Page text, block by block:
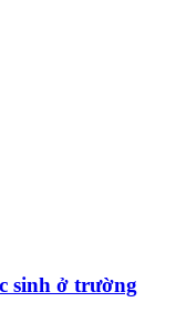
sinh ở trường